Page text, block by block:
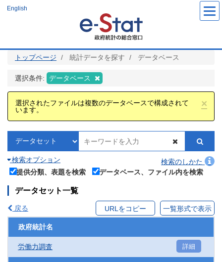
ツ
English
トップページ 統計データを探す データベース
選択条件: データベース
×
選択されたファイルは複数のデータベースで構成されて
います。
検索オプション
検索のしかた
提供分類、表題を検索
データベース、ファイル内を検索
データセット一覧
戻る URLをコピー 一覧形式で表示
政府統計名
労働力調査 詳細